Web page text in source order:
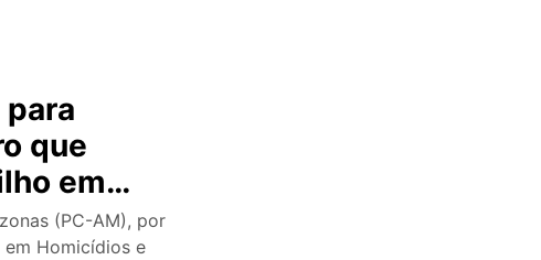
que
em
(PC-AM), por
em Homicídios e